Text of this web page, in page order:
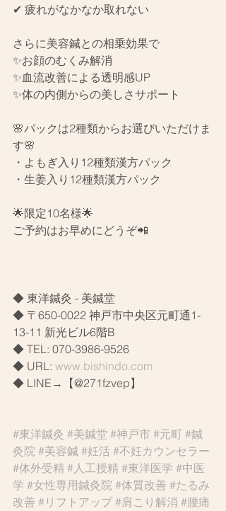
✔ 疲れがなかなか取れない
さらに美容鍼との相乗効果で
✨お顔のむくみ解消
✨血流改善による透明感UP
✨体の内側からの美しさサポート
🌸パックは2種類からお選びいただけま
す🌸
・よもぎ入り12種類漢方パック
・生姜入り12種類漢方パック
🌟限定10名様🌟
ご予約はお早めにどうぞ📲
◆ 東洋鍼灸 - 美鍼堂
◆ 〒650-0022 神戸市中央区元町通1-
13-11 新光ビル6階B
◆ TEL: 070-3986-9526
◆ URL: www.bishindo.com
◆ LINE→【@271fzvep】
#東洋鍼灸 #美鍼堂 #神戸市 #元町 #鍼
灸院 #美容鍼 #妊活 #不妊カウンセラー
#体外受精 #人工授精 #東洋医学 #中医
学 #女性専用鍼灸院 #体質改善 #たるみ
改善 #リフトアップ #肩こり解消 #腰痛